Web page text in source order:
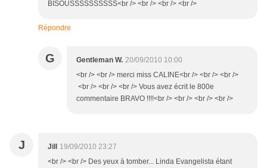
BISOUSSSSSSSSSS<br /> <br /> <br /> <br />
Répondre
G Gentleman W. 20/09/2010 10:00
<br /> <br /> merci miss CALINE<br /> <br /> <br />
<br /> <br /> <br /> Vous avez écrit le 800e
commentaire BRAVO !!!!<br /> <br /> <br /> <br />
J Jill
19/09/2010 23:27
<br /> <br /> Des yeux à tomber... Linda Evangelista étant